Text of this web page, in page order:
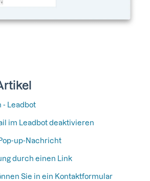
- Leadbot
im Leadbot deaktivieren
up-Nachricht
durch einen Link
Sie in ein Kontaktformular